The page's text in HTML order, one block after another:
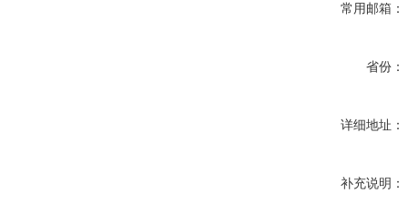
常用邮箱：
省份：
详细地址：
补充说明：